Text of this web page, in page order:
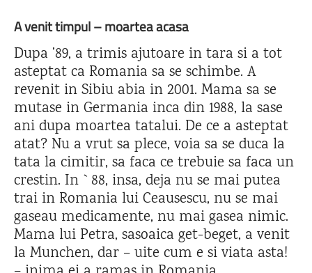
A venit timpul – moartea acasa
Dupa ’89, a trimis ajutoare in tara si a tot
asteptat ca Romania sa se schimbe. A
revenit in Sibiu abia in 2001. Mama sa se
mutase in Germania inca din 1988, la sase
ani dupa moartea tatalui. De ce a asteptat
atat? Nu a vrut sa plece, voia sa se duca la
tata la cimitir, sa faca ce trebuie sa faca un
crestin. In `88, insa, deja nu se mai putea
trai in Romania lui Ceausescu, nu se mai
gaseau medicamente, nu mai gasea nimic.
Mama lui Petra, sasoaica get-beget, a venit
la Munchen, dar – uite cum e si viata asta!